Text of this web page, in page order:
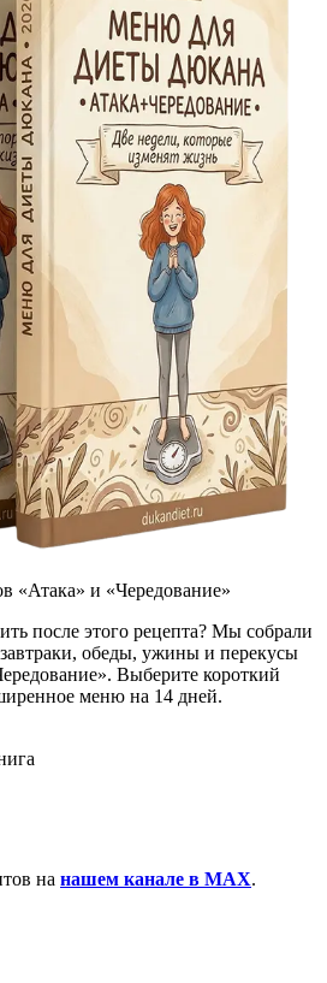
«Атака» и «Чередование»
после этого рецепта? Мы собрали
обеды, ужины и перекусы
Выберите короткий
меню на 14 дней.
на нашем канале в MAX.